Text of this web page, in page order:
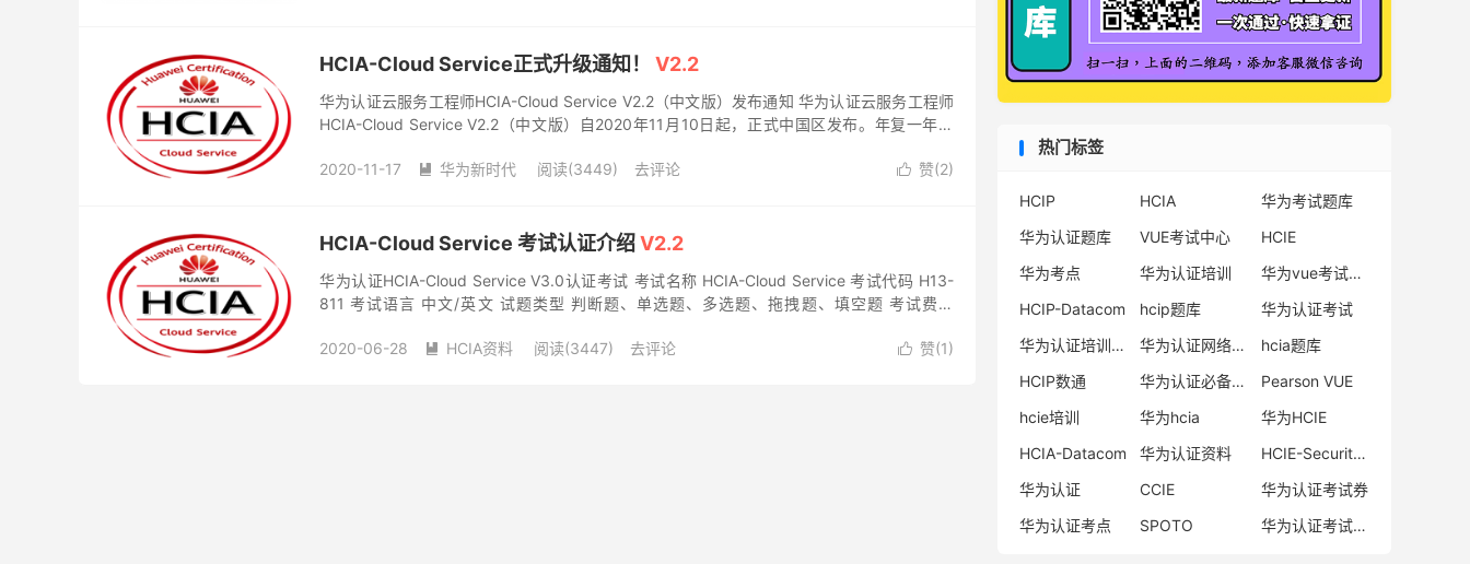
HCIA-Cloud Service正式升级通知！ V2.2
华为认证云服务工程师HCIA-Cloud Service V2.2（中文版）发布通知 华为认证云服务工程师
HCIA-Cloud Service V2.2（中文版）自2020年11月10日起，正式中国区发布。年复一年，
 赞(2)
2020-11-17  华为新时代 阅读(3449) 去评论
HCIA-Cloud Service 考试认证介绍V2.2
华为认证HCIA-Cloud Service V3.0认证考试 考试名称 HCIA-Cloud Service 考试代码 H13-
811 考试语言 中文/英文 试题类型 判断题、单选题、多选题、拖拽题、填空题 考试费用
 赞(1)
2020-06-28  HCIA资料 阅读(3447) 去评论
热门标签
HCIP HCIA
华为考试题库
华为认证题库
VUE考试中心
HCIE
华为考点
华为认证培训
华为vue考试中心
HCIP-Datacom
hcip题库
华为认证考试
华为认证培训机构
华为认证网络工程师
hcia题库
HCIP数通
华为认证必备电子书系列
Pearson VUE
hcie培训
华为hcia
华为HCIE
HCIA-Datacom
华为认证资料
HCIE-Security备考指南
华为认证
CCIE
华为认证考试券
华为认证考点
SPOTO 华为认证考试费用